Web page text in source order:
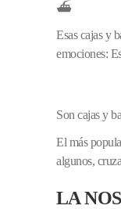
⛴️
Esas cajas y
emociones:
Son cajas y
El más
algunos,
LA